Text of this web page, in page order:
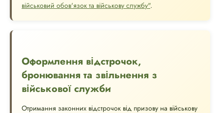
військовий обов'язок та військову службу".
Оформлення відстрочок,
бронювання та звільнення з
військової служби
Отримання законних відстрочок від призову на військову